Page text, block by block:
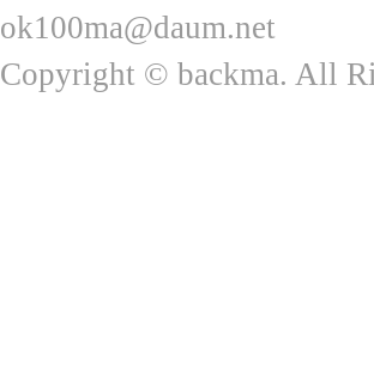
ok100ma@daum.net
Copyright © backma. All